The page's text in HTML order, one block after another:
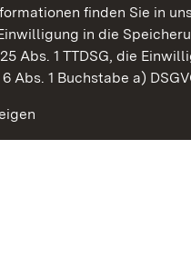
finden Sie in
in die
Abs. 1 TTDSG, die
Abs. 1 Buchstabe a)